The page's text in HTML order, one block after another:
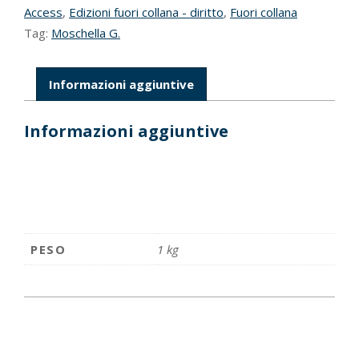
Access, Edizioni fuori collana - diritto, Fuori collana
Tag: Moschella G.
Informazioni aggiuntive
Informazioni aggiuntive
PESO 1 kg